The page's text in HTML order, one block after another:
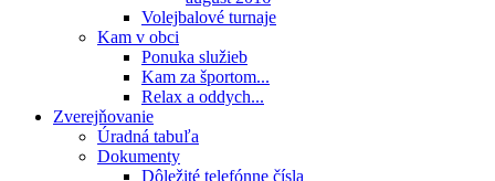
Volejbalové turnaje
Kam v obci
Ponuka služieb
Kam za športom...
Relax a oddych...
Zverejňovanie
Úradná tabuľa
Dokumenty
Dôležité telefónne čísla